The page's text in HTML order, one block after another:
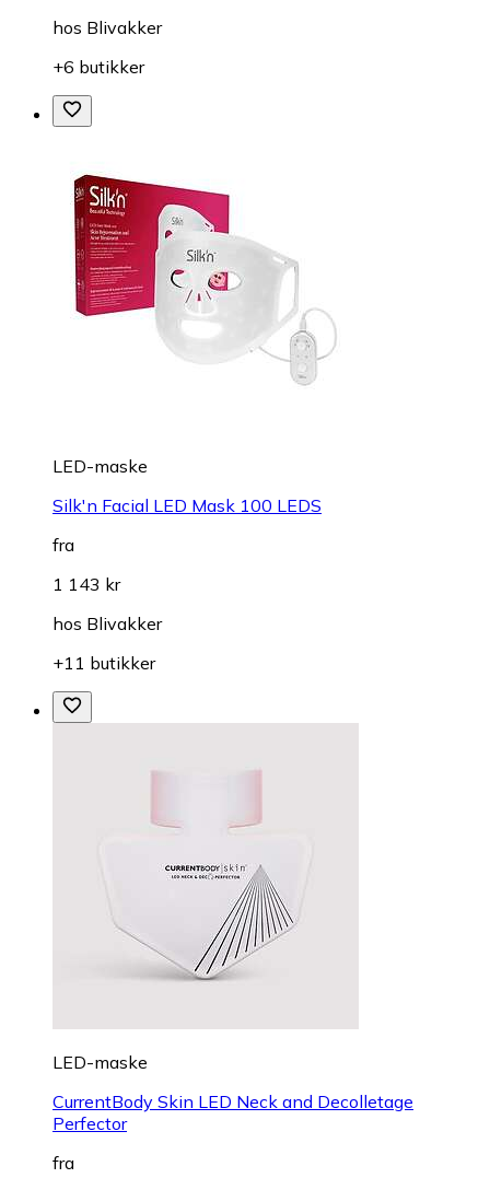
hos Blivakker
+6 butikker
LED-maske
Silk'n Facial LED Mask 100 LEDS
fra
1 143 kr
hos Blivakker
+11 butikker
LED-maske
CurrentBody Skin LED Neck and Decolletage
Perfector
fra